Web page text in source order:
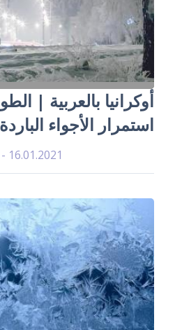
أوكرانيا بالعربية |
استمرار الأجواء
16.01.2021 - 13:17